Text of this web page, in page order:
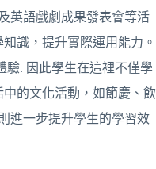
英語戲劇成果發表會等活
識，提升實際運用能力。
驗. 因此學生在這裡不僅學
的文化活動，如節慶、飲
進一步提升學生的學習效